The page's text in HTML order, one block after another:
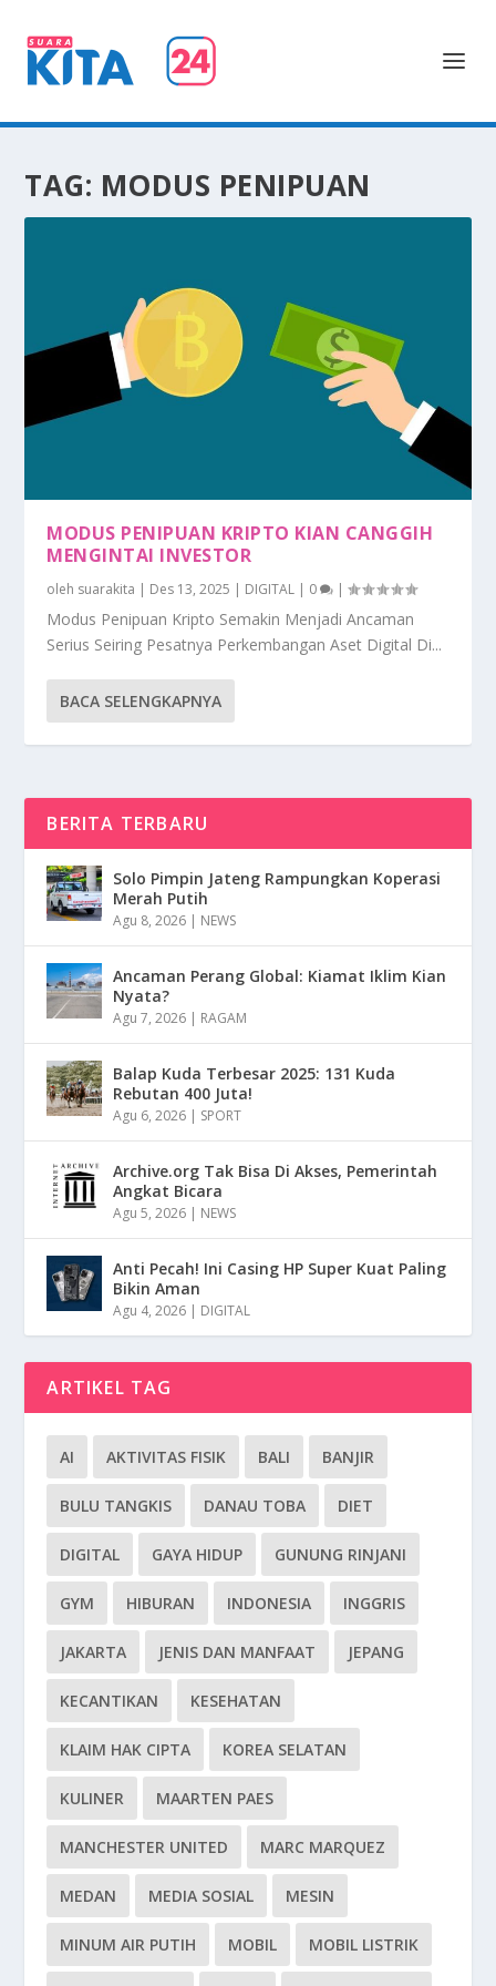
TAG: MODUS PENIPUAN
MODUS PENIPUAN KRIPTO KIAN CANGGIH
MENGINTAI INVESTOR
oleh suarakita | Des 13, 2025 | DIGITAL | 0 |
Modus Penipuan Kripto Semakin Menjadi Ancaman
Serius Seiring Pesatnya Perkembangan Aset Digital Di...
BACA SELENGKAPNYA
BERITA TERBARU
Solo Pimpin Jateng Rampungkan Koperasi
Merah Putih
Agu 8, 2026 | NEWS
Ancaman Perang Global: Kiamat Iklim Kian
Nyata?
Agu 7, 2026 | RAGAM
Balap Kuda Terbesar 2025: 131 Kuda
Rebutan 400 Juta!
Agu 6, 2026 | SPORT
Archive.org Tak Bisa Di Akses, Pemerintah
Angkat Bicara
Agu 5, 2026 | NEWS
Anti Pecah! Ini Casing HP Super Kuat Paling
Bikin Aman
Agu 4, 2026 | DIGITAL
ARTIKEL TAG
AI AKTIVITAS FISIK BALI BANJIR
BULU TANGKIS DANAU TOBA DIET
DIGITAL GAYA HIDUP GUNUNG RINJANI
GYM HIBURAN INDONESIA INGGRIS
JAKARTA JENIS DAN MANFAAT JEPANG
KECANTIKAN KESEHATAN
KLAIM HAK CIPTA KOREA SELATAN
KULINER MAARTEN PAES
MANCHESTER UNITED MARC MARQUEZ
MEDAN MEDIA SOSIAL MESIN
MINUM AIR PUTIH MOBIL MOBIL LISTRIK